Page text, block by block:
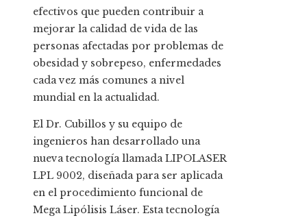
efectivos que pueden contribuir a
mejorar la calidad de vida de las
personas afectadas por problemas de
obesidad y sobrepeso, enfermedades
cada vez más comunes a nivel
mundial en la actualidad.
El Dr. Cubillos y su equipo de
ingenieros han desarrollado una
nueva tecnología llamada LIPOLASER
LPL 9002, diseñada para ser aplicada
en el procedimiento funcional de
Mega Lipólisis Láser. Esta tecnología